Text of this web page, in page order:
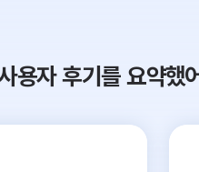
용자 후기를 요약했